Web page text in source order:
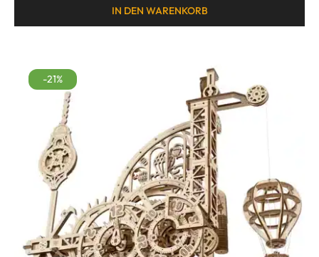
5.00von 5
IN DEN WARENKORB
-21%